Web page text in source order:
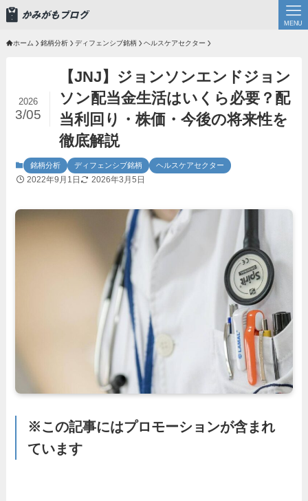
MENU
ホーム 銘柄分析 ディフェンシブ銘柄 ヘルスケアセクター
【JNJ】ジョンソンエンドジョン
ソン配当金生活はいくら必要？配
当利回り・株価・今後の将来性を
徹底解説
2026
3/05
銘柄分析 ディフェンシブ銘柄 ヘルスケアセクター
2022年9月1日 2026年3月5日
※この記事にはプロモーションが含まれ
ています